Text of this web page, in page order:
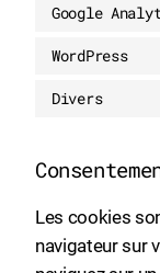
Google
WordPress
Divers
Les cookies
navigateur sur